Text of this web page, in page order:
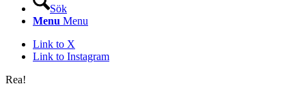
Sök
Menu Menu
Link to X
Link to Instagram
Rea!